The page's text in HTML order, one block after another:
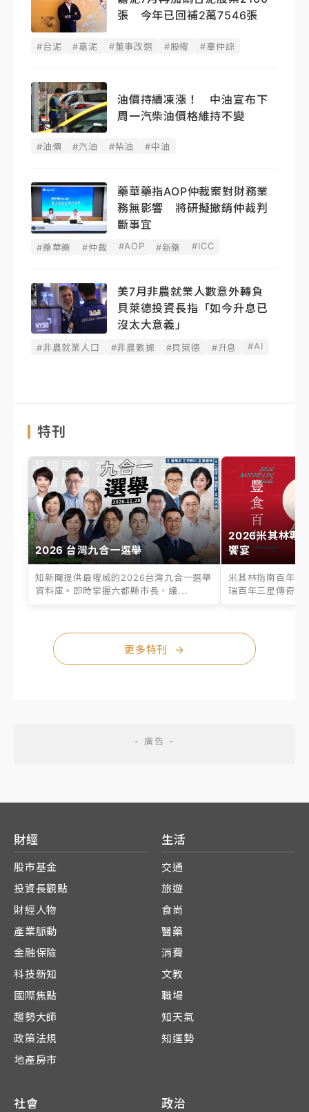
張 今年已回補2萬7546張
#台泥 #嘉泥 #董事改選 #股權 #辜仲諒
油價持續凍漲！ 中油宣布下
周一汽柴油價格維持不變
#油價 #汽油 #柴油 #中油
藥華藥指AOP仲裁案對財務業
務無影響 將研擬撤銷仲裁判
斷事宜
#藥華藥 #仲裁 #AOP #新藥 #ICC
美7月非農就業人數意外轉負
貝萊德投資長指「如今升息已
沒太大意義」
#非農就業人口 #非農數據 #貝萊德 #升息 #AI
特刊
2026 台灣九合一選舉
知新聞提供最權威的2026台灣九合一選舉
資料庫。即時掌握六都縣市長、議...
2026米其林專
饗宴
米其林指南百年之
瑞百年三星傳奇、
更多特刊 →
財經
股市基金
投資長觀點
財經人物
產業脈動
金融保險
科技新知
國際焦點
趨勢大師
政策法規
地產房市
生活
交通
旅遊
食尚
醫藥
消費
文教
職場
知天氣
知運勢
社會 政治